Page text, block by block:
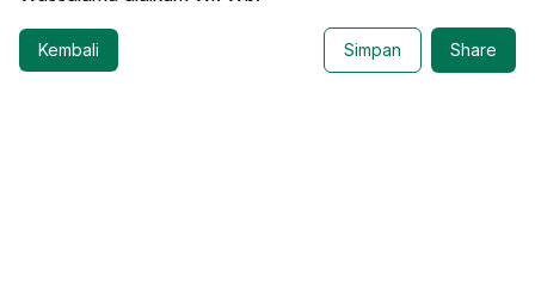
Kembali Simpan Share